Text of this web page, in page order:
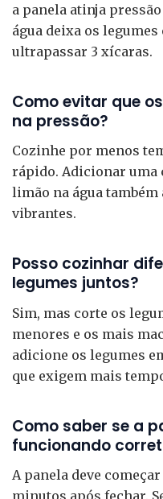
a panela atinja pressão
água deixa os
ultrapassar 3 xícaras.
Como evitar que
na pressão?
Cozinhe por menos
rápido. Adicionar uma
limão na água
vibrantes.
Posso cozinhar
legumes juntos?
Sim, mas corte os
menores e os mais
adicione os legumes
que exigem mais
Como saber se a
funcionando
A panela deve
minutos após fechar.